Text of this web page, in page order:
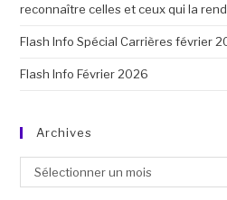
reconnaître celles et ceux qui la
Flash Info Spécial Carrières février
Flash Info Février 2026
Archives
Sélectionner un mois